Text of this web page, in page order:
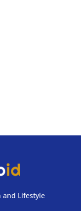
and Lifestyle